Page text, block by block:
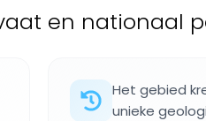
en nationaal
Het gebied
unieke